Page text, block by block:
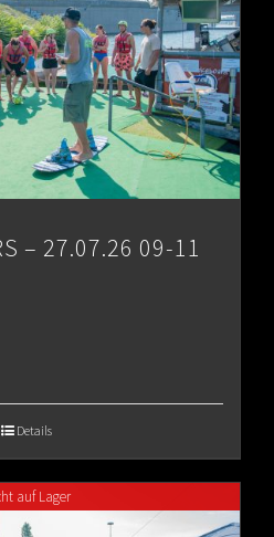
– 27.07.26 09-11
Details
auf Lager